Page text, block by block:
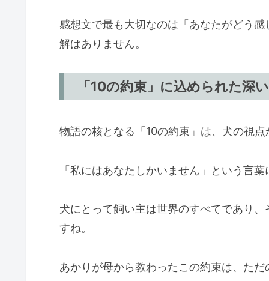
感想文で最も大切なのは「あなたがどう
解はありません。
「10の約束」に込められた深
物語の核となる「10の約束」は、犬の視
「私にはあなたしかいません」という言
犬にとって飼い主は世界のすべてであり
すね。
あかりが母から教わったこの約束は、た